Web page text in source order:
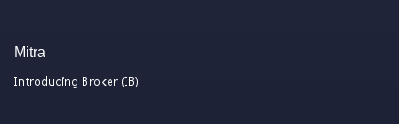
Mitra
Introducing Broker (IB)